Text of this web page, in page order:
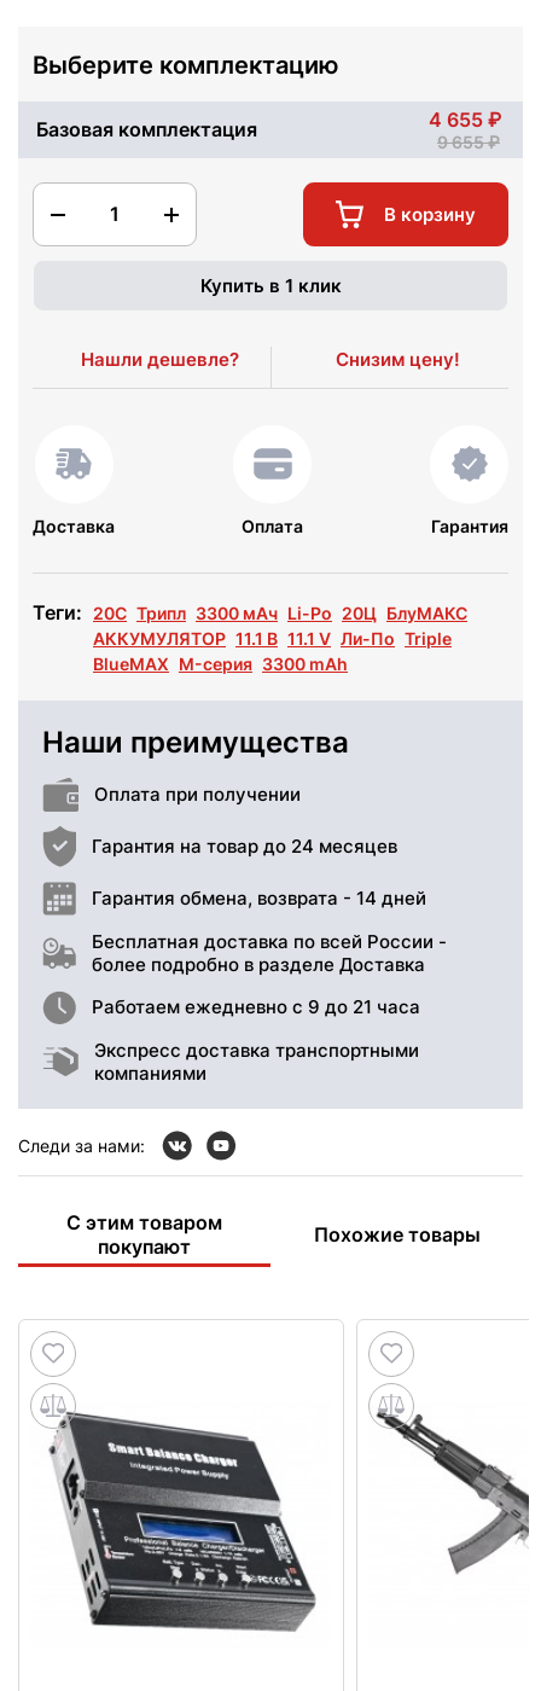
Выберите комплектацию
Базовая комплектация 4 655
9 655
1 В корзину
Купить в 1 клик
Нашли дешевле? Снизим цену!
Доставка Оплата Гарантия
Теги: 20C Трипл 3300 мАч Li-Po 20Ц БлуМАКС
АККУМУЛЯТОР 11.1 В 11.1 V Ли-По Triple
BlueMAX M-серия 3300 mAh
Наши преимущества
Оплата при получении
Гарантия на товар до 24 месяцев
Гарантия обмена, возврата - 14 дней
Бесплатная доставка по всей России -
более подробно в разделе Доставка
Работаем ежедневно с 9 до 21 часа
Экспресс доставка транспортными
компаниями
Следи за нами:
С этим товаром
покупают
Похожие товары